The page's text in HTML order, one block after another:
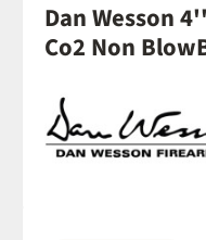
Dan Wesson
Co2 Non